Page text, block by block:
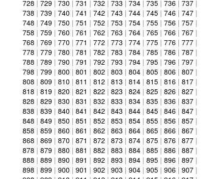
728 | 729 | 730 | 731 | 732 | 733 | 734 | 735 | 736 | 737 |
738 | 739 | 740 | 741 | 742 | 743 | 744 | 745 | 746 | 747 |
748 | 749 | 750 | 751 | 752 | 753 | 754 | 755 | 756 | 757 |
758 | 759 | 760 | 761 | 762 | 763 | 764 | 765 | 766 | 767 |
768 | 769 | 770 | 771 | 772 | 773 | 774 | 775 | 776 | 777 |
778 | 779 | 780 | 781 | 782 | 783 | 784 | 785 | 786 | 787 |
788 | 789 | 790 | 791 | 792 | 793 | 794 | 795 | 796 | 797 |
798 | 799 | 800 | 801 | 802 | 803 | 804 | 805 | 806 | 807 |
808 | 809 | 810 | 811 | 812 | 813 | 814 | 815 | 816 | 817 |
818 | 819 | 820 | 821 | 822 | 823 | 824 | 825 | 826 | 827 |
828 | 829 | 830 | 831 | 832 | 833 | 834 | 835 | 836 | 837 |
838 | 839 | 840 | 841 | 842 | 843 | 844 | 845 | 846 | 847 |
848 | 849 | 850 | 851 | 852 | 853 | 854 | 855 | 856 | 857 |
858 | 859 | 860 | 861 | 862 | 863 | 864 | 865 | 866 | 867 |
868 | 869 | 870 | 871 | 872 | 873 | 874 | 875 | 876 | 877 |
878 | 879 | 880 | 881 | 882 | 883 | 884 | 885 | 886 | 887 |
888 | 889 | 890 | 891 | 892 | 893 | 894 | 895 | 896 | 897 |
898 | 899 | 900 | 901 | 902 | 903 | 904 | 905 | 906 | 907 |